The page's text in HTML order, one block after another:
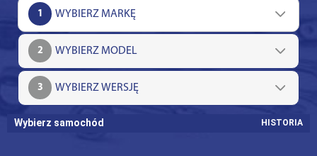
1
2
3
Wybierz samochód HISTORIA